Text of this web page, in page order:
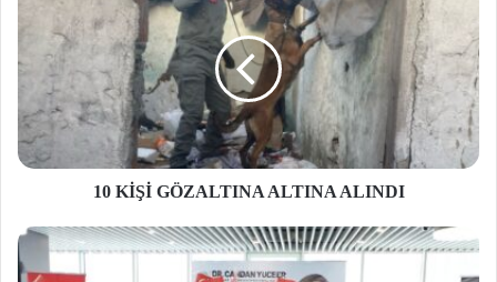
10 KİŞİ GÖZALTINA ALTINA ALINDI